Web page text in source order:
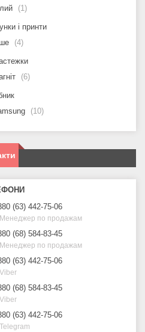
1
і принти
4
6
10
(63) 442-75-06
Менеджер по продажам
(68) 584-83-45
Менеджер по продажам
(63) 442-75-06
Viber
(68) 584-83-45
Viber
(63) 442-75-06
Telegram